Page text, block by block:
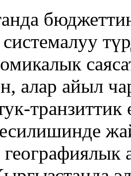
алар айыл